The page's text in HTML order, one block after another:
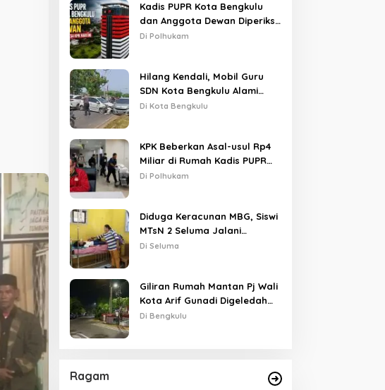
Kadis PUPR Kota Bengkulu
dan Anggota Dewan Diperiksa
KPK Hari Ini
Di Polhukam
Hilang Kendali, Mobil Guru
SDN Kota Bengkulu Alami
Tabrakan Beruntun di Lampu
Di Kota Bengkulu
KPK Beberkan Asal-usul Rp4
Miliar di Rumah Kadis PUPR
Kota Bengkulu
Di Polhukam
Diduga Keracunan MBG, Siswi
MTsN 2 Seluma Jalani
Perawatan Intensif di RSUD
Di Seluma
Giliran Rumah Mantan Pj Wali
Kota Arif Gunadi Digeledah
KPK, Sinyal Pengusutan
Di Bengkulu
Ragam